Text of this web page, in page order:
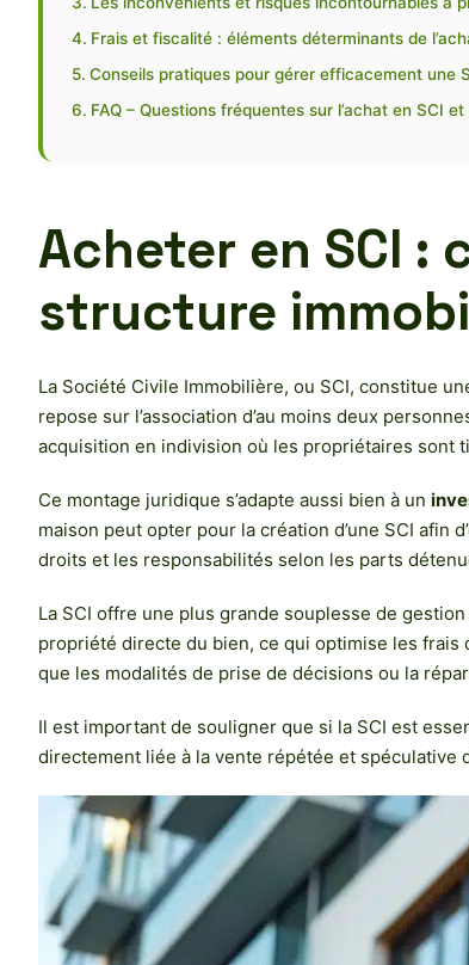
Frais et fiscalité : éléments déterminants de
Conseils pratiques pour gérer efficacement une
FAQ – Questions fréquentes sur l’achat en SCI
Acheter en SCI
structure
La Société Civile Immobilière, ou SCI, constitue
repose sur l’association d’au moins deux
acquisition en indivision où les propriétaires sont
Ce montage juridique s’adapte aussi bien à un
maison peut opter pour la création d’une SCI
droits et les responsabilités selon les parts
La SCI offre une plus grande souplesse de
propriété directe du bien, ce qui optimise les frais
que les modalités de prise de décisions ou la
Il est important de souligner que si la SCI est
directement liée à la vente répétée et spéculative